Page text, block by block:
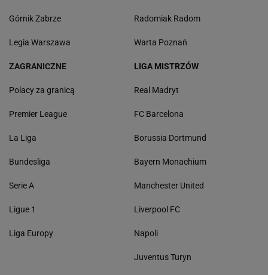
Górnik Zabrze
Legia Warszawa
Radomiak Radom
Warta Poznań
ZAGRANICZNE
Polacy za granicą
Premier League
La Liga
Bundesliga
Serie A
Ligue 1
Liga Europy
LIGA MISTRZÓW
Real Madryt
FC Barcelona
Borussia Dortmund
Bayern Monachium
Manchester United
Liverpool FC
Napoli
Juventus Turyn